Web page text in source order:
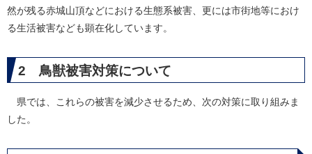
然が残る赤城山頂などにおける生態系被害、更には市街地等におけ
る生活被害なども顕在化しています。
2 鳥獣被害対策について
県では、これらの被害を減少させるため、次の対策に取り組みま
した。